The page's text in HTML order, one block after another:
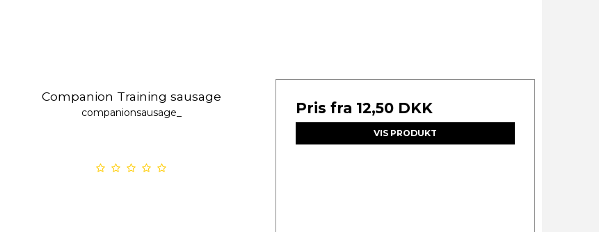
Companion Training sausage
companionsausage_ Pris fra 12,50 DKK
VIS PRODUKT